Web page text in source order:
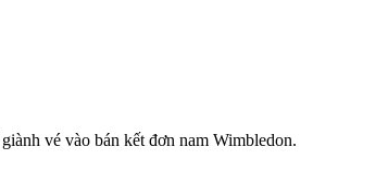
vé vào bán kết đơn nam Wimbledon.